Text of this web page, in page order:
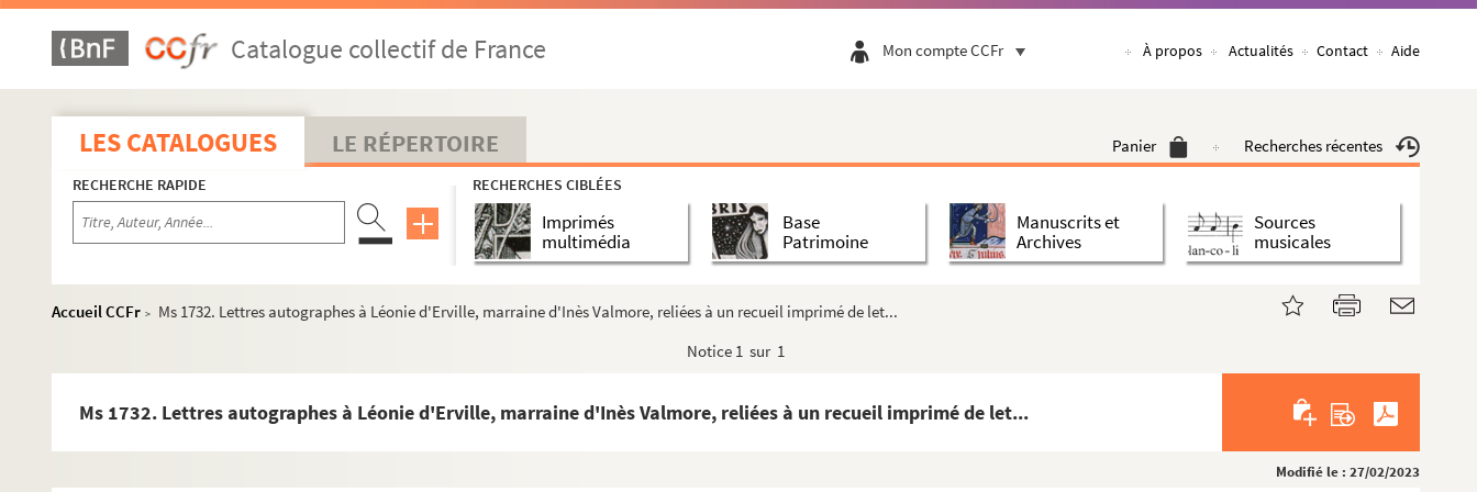
Catalogue collectif de France Mon compte CCFr À propos Actualités Contact Aide
LES CATALOGUES LE RÉPERTOIRE Panier Recherches récentes
RECHERCHE RAPIDE RECHERCHES CIBLÉES
Imprimés
multimédia
Base
Patrimoine
Manuscrits et
Archives
Sources
musicales
Accueil CCFr >
Ms 1732. Lettres autographes à Léonie d'Erville, marraine d'Inès Valmore, reliées à un recueil imprimé de let...
Notice 1 sur 1
Ms 1732. Lettres autographes à Léonie d'Erville, marraine d'Inès Valmore, reliées à un recueil imprimé de let...
Modifié le : 27/02/2023